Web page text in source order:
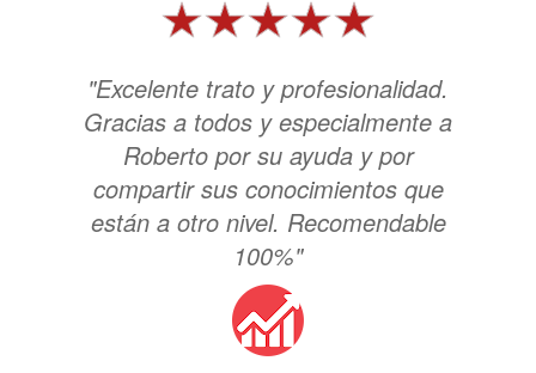
"Excelente trato y profesionalidad.
Gracias a todos y especialmente a
Roberto por su ayuda y por
compartir sus conocimientos que
están a otro nivel. Recomendable
100%"